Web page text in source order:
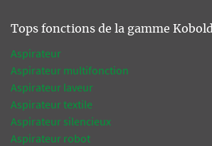
Tops fonctions de la gamme Kobold
Aspirateur
Aspirateur multifonction
Aspirateur laveur
Aspirateur textile
Aspirateur silencieux
Aspirateur robot